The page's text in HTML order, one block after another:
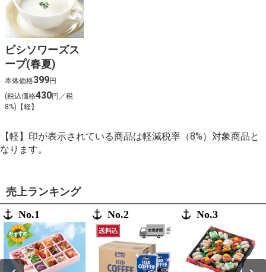
ビシソワーズス
ープ(春夏)
本体価格399円
(税込価格430円／税
8%)【軽】
【軽】印が表示されている商品は軽減税率（8%）対象商品と
なります。
売上ランキング
No.1 No.2 No.3